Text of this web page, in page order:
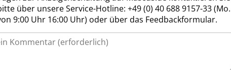
über unsere Service-Hotline: +49 (0) 40 688 9157-33 (Mo.
9:00 Uhr 16:00 Uhr) oder über das Feedbackformular.